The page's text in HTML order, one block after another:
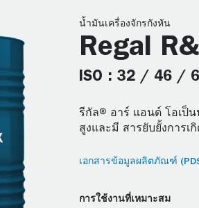
น้ำมันเครื่องจักรกังหัน
Regal
ISO : 32 / 46 /
รีกัล® อาร์ แอนด์ โอเป็
สูงและมี สารยับยั้งการเ
เอกสารข้อมูลผลิตภัณฑ์
การใช้งานที่เหมาะสม